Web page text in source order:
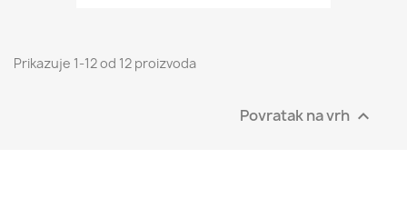
Prikazuje 1-12 od 12 proizvoda
Povratak na vrh 